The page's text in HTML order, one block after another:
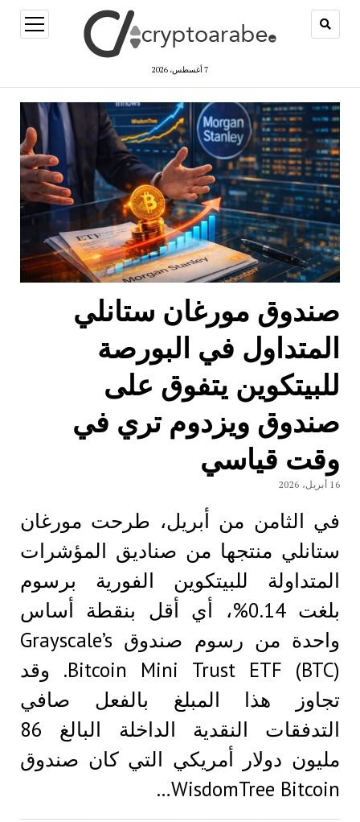
7 أغسطس، 2026
open
menu
كريبتو
عرب
صندوق مورغان ستانلي
المتداول في البورصة
للبيتكوين يتفوق على
صندوق ويزدوم تري في
وقت قياسي
16 أبريل، 2026
في الثامن من أبريل، طرحت مورغان
ستانلي منتجها من صناديق المؤشرات
المتداولة للبيتكوين الفورية برسوم
بلغت 0.14%، أي أقل بنقطة أساس
واحدة من رسوم صندوق Grayscale’s
Bitcoin Mini Trust ETF (BTC). وقد
تجاوز هذا المبلغ بالفعل صافي
التدفقات النقدية الداخلة البالغ 86
مليون دولار أمريكي التي كان صندوق
WisdomTree Bitcoin…